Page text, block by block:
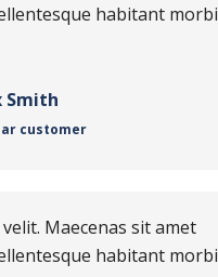
habitant morbi
Smith
customer
Maecenas sit amet
habitant morbi